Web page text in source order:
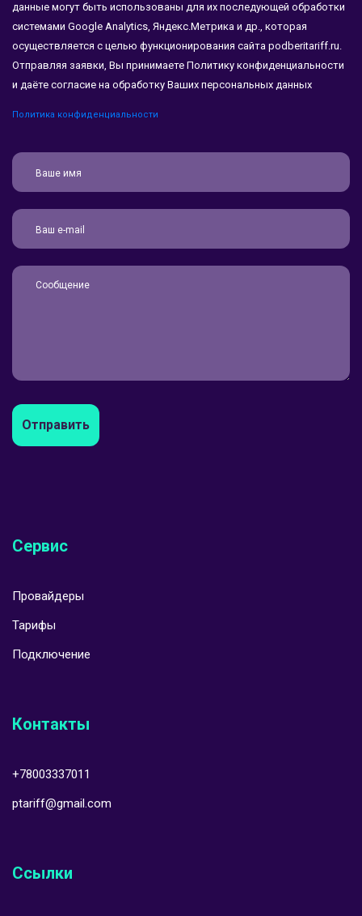
данные могут быть использованы для их последующей обработки
системами Google Analytics, Яндекс.Метрика и др., которая
осуществляется с целью функционирования сайта podberitariff.ru.
Отправляя заявки, Вы принимаете Политику конфиденциальности
и даёте согласие на обработку Ваших персональных данных
Политика конфиденциальности
Отправить
Сервис
Провайдеры
Тарифы
Подключение
Контакты
+78003337011
ptariff@gmail.com
Ссылки